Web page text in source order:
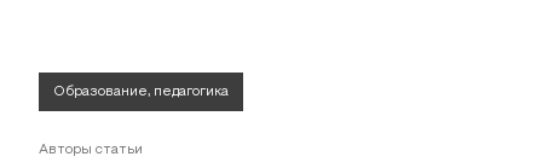
Образование, педагогика
Авторы статьи